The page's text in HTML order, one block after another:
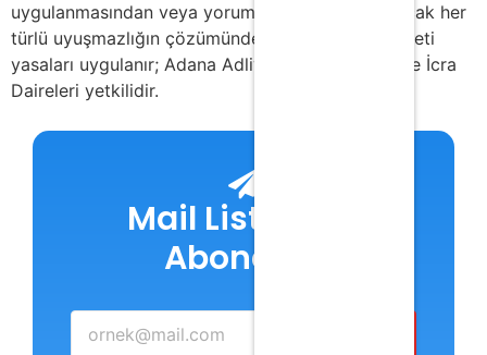
uygulanmasından veya yorumlanmasından doğacak her
türlü uyuşmazlığın çözümünde, Türkiye Cumhuriyeti
yasaları uygulanır; Adana Adliyesi Mahkemeleri ve İcra
Daireleri yetkilidir.
Mail Listemize
Abone Ol!